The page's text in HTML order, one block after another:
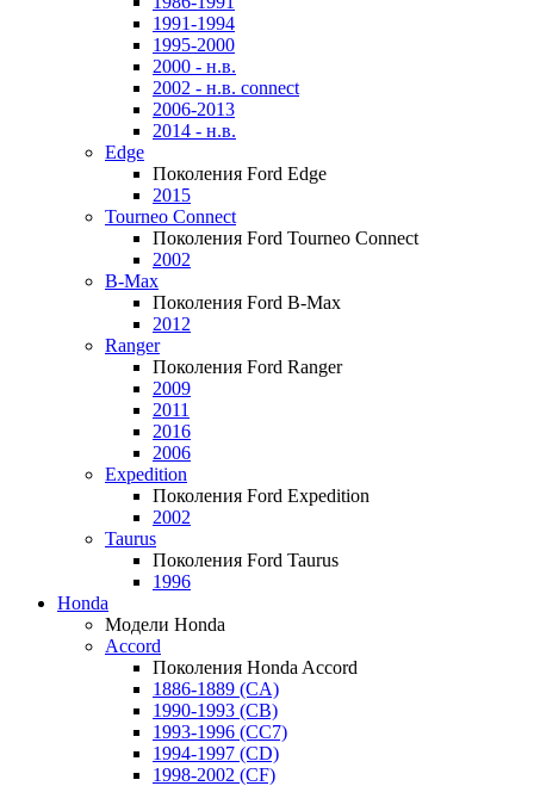
1991-1994
1995-2000
2000 - н.в.
2002 - н.в. connect
2006-2013
2014 - н.в.
Edge
Поколения Ford Edge
2015
Tourneo Connect
Поколения Ford Tourneo Connect
2002
B-Max
Поколения Ford B-Max
2012
Ranger
Поколения Ford Ranger
2009
2011
2016
2006
Expedition
Поколения Ford Expedition
2002
Taurus
Поколения Ford Taurus
1996
Honda
Модели Honda
Accord
Поколения Honda Accord
1886-1889 (CA)
1990-1993 (CB)
1993-1996 (CC7)
1994-1997 (CD)
1998-2002 (CF)